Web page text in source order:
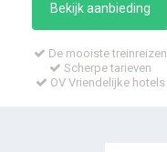
Bekijk aanbieding
De mooiste treinreizen
Scherpe tarieven
OV Vriendelijke hotels